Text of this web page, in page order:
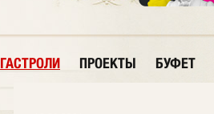
ГАСТРОЛИ ПРОЕКТЫ БУФЕТ